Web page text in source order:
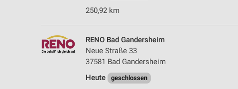
250,92 km
RENO Bad Gandersheim
Neue Straße 33
37581 Bad Gandersheim
Heute
geschlossen